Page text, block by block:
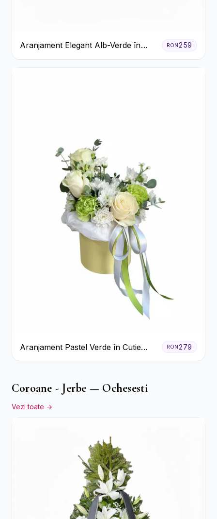
Aranjament Elegant Alb-Verde în
Cutie Gri
RON259
Aranjament Pastel Verde în Cutie
Galben Pal
RON279
Coroane - Jerbe — Ochesesti
Vezi toate →